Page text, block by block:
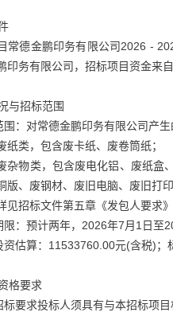
常德金鹏印务有限公司2026 -
印务有限公司，招标项目资金来
与招标范围
围：对常德金鹏印务有限公司产
纸类，包含废卡纸、废卷筒纸；
杂物类，包含废电化铝、废纸盒
版、废钢材、废旧电脑、废旧打
见招标文件第五章《发包人要求》
限：预计两年，2026年7月1日至
资估算：11533760.00元(含税)；
格要求
要求投标人须具有与本招标项